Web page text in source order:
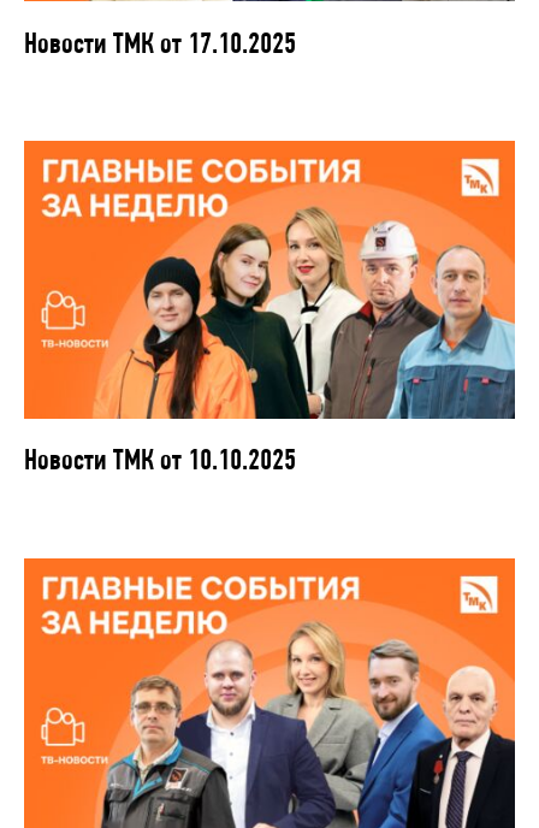
Новости ТМК от 17.10.2025
Новости ТМК от 10.10.2025